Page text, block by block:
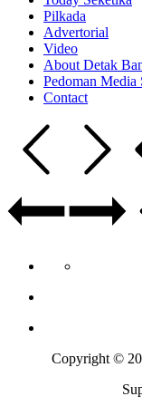
Pilkada
Advertorial
Video
About Detak
Pedoman Media
Contact
Copyright ©